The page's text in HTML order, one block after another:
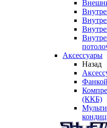
Аксессуары
Назад
(ККБ)